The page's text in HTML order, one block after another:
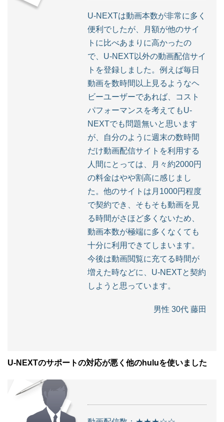
U-NEXTは動画本数が非常に多く
便利でしたが、月額が他のサイ
トに比べあまりに高かったの
で、U-NEXT以外の動画配信サイ
トを登録しました。例えば毎日
動画を数時間以上見るようなヘ
ビーユーザーであれば、コスト
パフォーマンスを考えてもU-
NEXTでも問題無いと思います
が、自分のように週末の数時間
だけ動画配信サイトを利用する
人間にとっては、月々約2000円
の料金はやや割高に感じまし
た。他のサイトは月1000円程度
で契約でき、そもそも動画を見
る時間がさほど多くないため、
動画本数が極端に多くなくても
十分に利用できてしまいます。
今後は動画閲覧に充てる時間が
増えた時などに、U-NEXTと契約
しようと思っています。
男性 30代 藤田
U-NEXTのサポートの対応が悪く他のhuluを使いました